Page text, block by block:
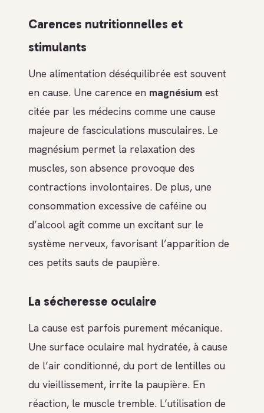
Carences nutritionnelles et
stimulants
Une alimentation déséquilibrée est souvent
en cause. Une carence en magnésium est
citée par les médecins comme une cause
majeure de fasciculations musculaires. Le
magnésium permet la relaxation des
muscles, son absence provoque des
contractions involontaires. De plus, une
consommation excessive de caféine ou
d’alcool agit comme un excitant sur le
système nerveux, favorisant l’apparition de
ces petits sauts de paupière.
La sécheresse oculaire
La cause est parfois purement mécanique.
Une surface oculaire mal hydratée, à cause
de l’air conditionné, du port de lentilles ou
du vieillissement, irrite la paupière. En
réaction, le muscle tremble. L’utilisation de